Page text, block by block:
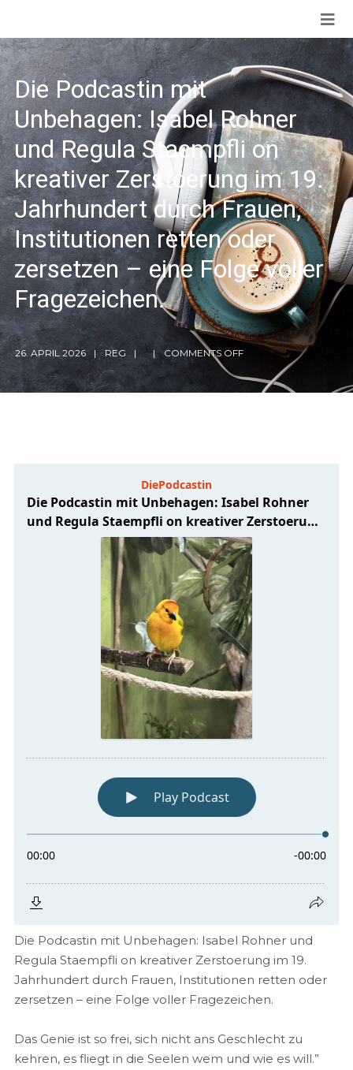
Die Podcastin mit
Unbehagen: Isabel Rohner
und Regula Staempfli on
kreativer Zerstoerung im 19.
Jahrhundert durch Frauen,
Institutionen retten oder
zersetzen – eine Folge voller
Fragezeichen.
26. APRIL 2026 REG COMMENTS OFF
Die Podcastin mit Unbehagen: Isabel Rohner und
Regula Staempfli on kreativer Zerstoerung im 19.
Jahrhundert durch Frauen, Institutionen retten oder
zersetzen – eine Folge voller Fragezeichen.
Das Genie ist so frei, sich nicht ans Geschlecht zu
kehren, es fliegt in die Seelen wem und wie es will.”